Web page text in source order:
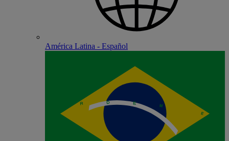
América Latina - Español